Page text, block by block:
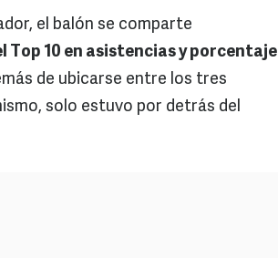
el balón se comparte
Top 10 en asistencias y porcentaje
de ubicarse entre los tres
solo estuvo por detrás del